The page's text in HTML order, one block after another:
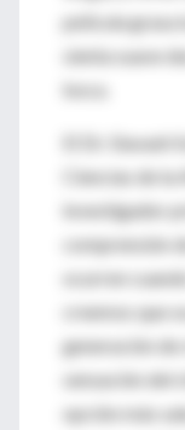
película grasa
sienta suave
boca.
El Dr.
Ciencias de
investigador
comprensión
ocurren
creemos que
generación de
sensación del
opción más